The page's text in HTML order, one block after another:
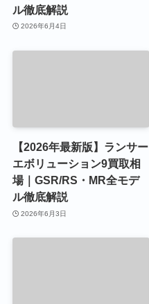
ル徹底解説
2026年6月4日
【2026年最新版】ランサー
エボリューション9買取相
場｜GSR/RS・MR全モデ
ル徹底解説
2026年6月3日